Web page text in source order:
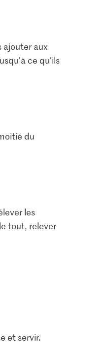
ajouter aux
ce qu'ils
du
les
tout, relever
et servir.